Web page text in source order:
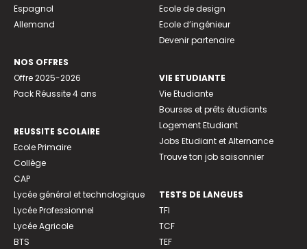
Espagnol
Allemand
NOS OFFRES
Offre 2025-2026
Pack Réussite 4 ans
REUSSITE SCOLAIRE
Ecole Primaire
Collège
CAP
Lycée général et technologique
Lycée Professionnel
Lycée Agricole
BTS
Ecole de design
Ecole d’ingénieur
Devenir partenaire
VIE ETUDIANTE
Vie Etudiante
Bourses et prêts étudiants
Logement Etudiant
Jobs Etudiant et Alternance
Trouve ton job saisonnier
TESTS DE LANGUES
TFI
TCF
TEF